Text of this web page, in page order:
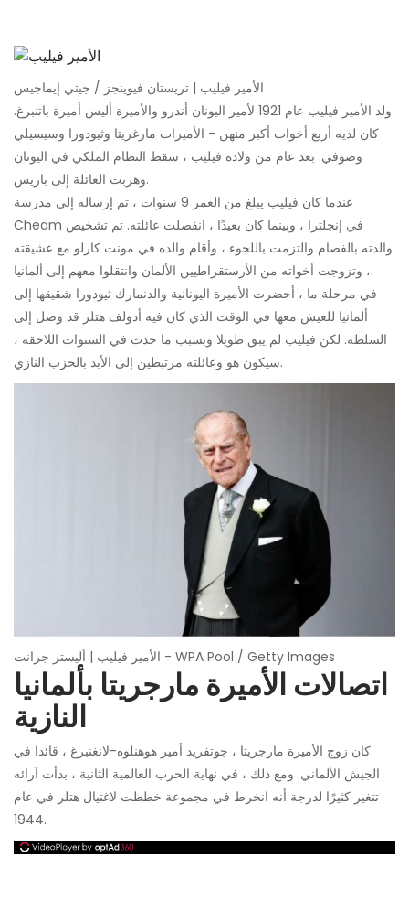
الأمير فيليب | تريستان فيوينجز / جيتي إيماجيس
ولد الأمير فيليب عام 1921 لأمير اليونان أندرو والأميرة أليس أميرة باتنبرغ.
كان لديه أربع أخوات أكبر منهن - الأميرات مارغريتا وثيودورا وسيسيلي
وصوفي. بعد عام من ولادة فيليب ، سقط النظام الملكي في اليونان
وهربت العائلة إلى باريس.
عندما كان فيليب يبلغ من العمر 9 سنوات ، تم إرساله إلى مدرسة
Cheam في إنجلترا ، وبينما كان بعيدًا ، انفصلت عائلته. تم تشخيص
والدته بالفصام والتزمت باللجوء ، وأقام والده في مونت كارلو مع عشيقته
، وتزوجت أخواته من الأرستقراطيين الألمان وانتقلوا معهم إلى ألمانيا.
في مرحلة ما ، أحضرت الأميرة اليونانية والدنمارك ثيودورا شقيقها إلى
ألمانيا للعيش معها في الوقت الذي كان فيه أدولف هتلر قد وصل إلى
السلطة. لكن فيليب لم يبق طويلا وبسبب ما حدث في السنوات اللاحقة ،
سيكون هو وعائلته مرتبطين إلى الأبد بالحزب النازي.
الأمير فيليب | أليستر جرانت - WPA Pool / Getty Images
اتصالات الأميرة مارجريتا بألمانيا
النازية
كان زوج الأميرة مارجريتا ، جوتفريد أمير هوهنلوه-لانغنبرغ ، قائدا في
الجيش الألماني. ومع ذلك ، في نهاية الحرب العالمية الثانية ، بدأت آرائه
تتغير كثيرًا لدرجة أنه انخرط في مجموعة خططت لاغتيال هتلر في عام
1944.